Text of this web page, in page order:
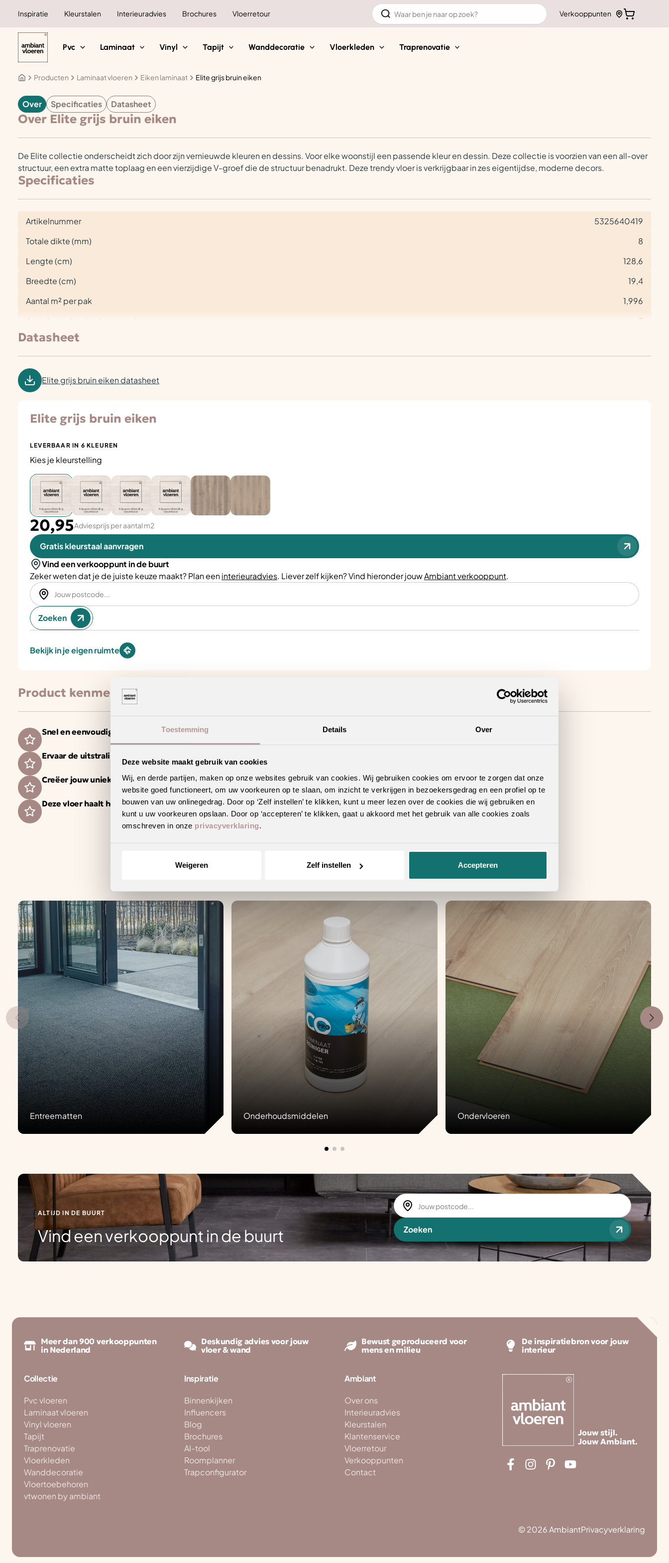
Toestemming Details Over
Deze website maakt gebruik van cookies
Wij, en derde partijen, maken op onze websites gebruik van cookies. Wij gebruiken cookies om ervoor te zorgen dat onze
website goed functioneert, om uw voorkeuren op te slaan, om inzicht te verkrijgen in bezoekersgedrag en een profiel op te
bouwen van uw onlinegedrag. Door op ‘Zelf instellen’ te klikken, kunt u meer lezen over de cookies die wij gebruiken en
kunt u uw voorkeuren opslaan. Door op ‘accepteren’ te klikken, gaat u akkoord met het gebruik van alle cookies zoals
omschreven in onze privacyverklaring.
Weigeren Zelf instellen Accepteren
Inspiratie Kleurstalen Interieuradvies Brochures Vloerretour
Zoeken
naar:
Verkooppunten
Pvc Laminaat Vinyl Tapijt Wanddecoratie Vloerkleden Traprenovatie
Producten Laminaat vloeren Eiken laminaat Elite grijs bruin eiken
LAMINAAT
Over Specificaties Datasheet
Over Elite grijs bruin eiken
De Elite collectie onderscheidt zich door zijn vernieuwde kleuren en dessins. Voor elke woonstijl een passende kleur en dessin. Deze collectie is voorzien van een all-over
structuur, een extra matte toplaag en een vierzijdige V-groef die de structuur benadrukt. Deze trendy vloer is verkrijgbaar in zes eigentijdse, moderne decors.
Specificaties
Artikelnummer
5325640419
Totale dikte (mm)
8
Lengte (cm)
128,6
Breedte (cm)
19,4
Aantal m² per pak
1,996
Aantal panelen / stuks per pak
8
Datasheet
Elite grijs bruin eiken datasheet
Elite grijs bruin eiken
LEVERBAAR IN 6 KLEUREN
Kies je kleurstelling
20,95Adviesprijs per aantal m2
Gratis kleurstaal aanvragen
Vind een verkooppunt in de buurt
Zeker weten dat je de juiste keuze maakt? Plan eeninterieuradvies. Liever zelf kijken? Vind hieronder jouwAmbiant verkooppunt.
Zoeken
Bekijk in je eigen ruimte
Product kenmerken
Snel en eenvoudig zelf te leggen
Ervaar de uitstraling van echt hout of beton dankzij de voelbare structuur
Creëer jouw unieke woonstijl met dit trendy decor en/of patroon
Deze vloer haalt het maximale uit jouw vloerverwarming en -koeling
Geschikte vloertoebehoren
Entreematten Onderhoudsmiddelen Ondervloeren
ALTIJD IN DE BUURT
Vind een verkooppunt in de buurt Zoeken
Meer dan 900 verkooppunten
in Nederland
Deskundig advies voor jouw
vloer & wand
Bewust geproduceerd voor
mens en milieu
De inspiratiebron voor jouw
interieur
Collectie
Pvc vloeren
Laminaat vloeren
Vinyl vloeren
Tapijt
Traprenovatie
Vloerkleden
Wanddecoratie
Vloertoebehoren
vtwonen by ambiant
Inspiratie
Binnenkijken
Influencers
Blog
Brochures
AI-tool
Roomplanner
Trapconfigurator
Ambiant
Over ons
Interieuradvies
Kleurstalen
Klantenservice
Vloerretour
Verkooppunten
Contact
Jouw stijl.
Jouw Ambiant.
© 2026 AmbiantPrivacyverklaring